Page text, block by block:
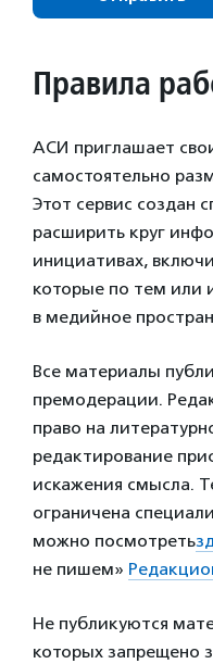
Правила
АСИ приглашает
самостоятельно
Этот сервис создан
расширить круг
инициативах,
которые по тем или
в медийное
Все материалы
премодерации.
право на
редактирование
искажения смысла.
ограничена
можно посмотреть
не пишем»
Не публикуются
которых